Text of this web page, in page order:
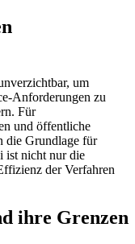
um
Anforderungen zu
Für
und öffentliche
die Grundlage für
ist nicht nur die
der Verfahren
ihre Grenzen